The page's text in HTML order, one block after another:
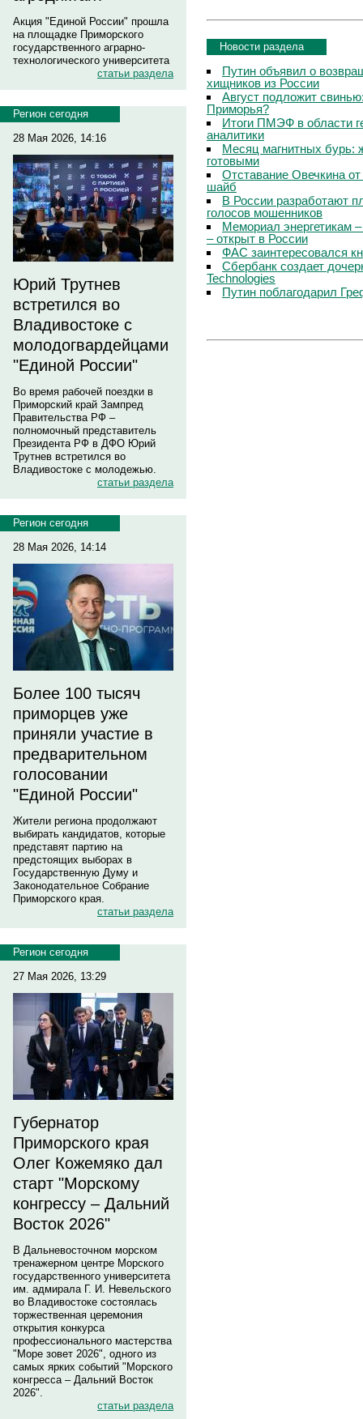
Акция "Единой России" прошла
на площадке Приморского
государственного аграрно-
технологического университета
статьи раздела
Регион сегодня
28 Мая 2026, 14:16
Юрий Трутнев
встретился во
Владивостоке с
молодогвардейцами
"Единой России"
Во время рабочей поездки в
Приморский край Зампред
Правительства РФ –
полномочный представитель
Президента РФ в ДФО Юрий
Трутнев встретился во
Владивостоке с молодежью.
статьи раздела
Регион сегодня
28 Мая 2026, 14:14
Более 100 тысяч
приморцев уже
приняли участие в
предварительном
голосовании
"Единой России"
Жители региона продолжают
выбирать кандидатов, которые
представят партию на
предстоящих выборах в
Государственную Думу и
Законодательное Собрание
Приморского края.
статьи раздела
Регион сегодня
27 Мая 2026, 13:29
Губернатор
Приморского края
Олег Кожемяко дал
старт "Морскому
конгрессу – Дальний
Восток 2026"
В Дальневосточном морском
тренажерном центре Морского
государственного университета
им. адмирала Г. И. Невельского
во Владивостоке состоялась
торжественная церемония
открытия конкурса
профессионального мастерства
"Море зовет 2026", одного из
самых ярких событий "Морского
конгресса – Дальний Восток
2026".
статьи раздела
Новости раздела
Путин объявил о
хищников из России
Август подложит
Приморья?
Итоги ПМЭФ в области
аналитики
Месяц магнитных бурь:
готовыми
Отставание Овечкина
шайб
В России разработают
голосов мошенников
Мемориал энергетикам
– открыт в России
ФАС заинтересовался
Сбербанк создает
Technologies
Путин поблагодарил